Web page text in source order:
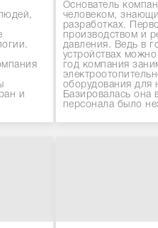
и
Основатель
человеком,
разработках.
производством и
давления. Ведь в
устройствах
год компания
оборудования для
Базировалась она
персонала было